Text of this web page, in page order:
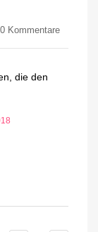
0 Kommentare
die den